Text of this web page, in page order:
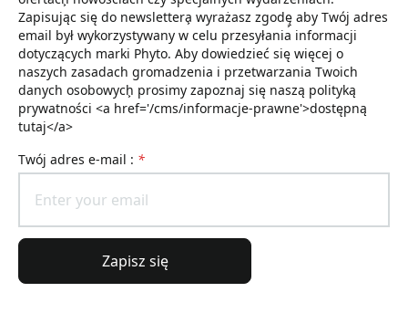
Zapisując się do newslettera͕ wyrażasz zgodę͕ aby Twój adres
email był wykorzystywany w celu przesyłania informacji
dotyczących marki Phyto. Aby dowiedzieć się więcej o
naszych zasadach gromadzenia i przetwarzania Twoich
danych osobowych͕ prosimy zapoznaj się naszą polityką
prywatności <a href='/cms/informacje-prawne'>dostępną
tutaj</a>
Twój adres e-mail : *
Zapisz się